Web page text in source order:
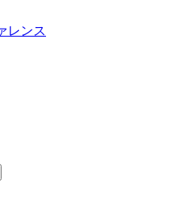
レンス